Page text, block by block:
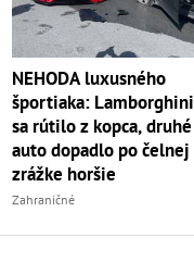
NEHODA luxusného
športiaka: Lamborghini
sa rútilo z kopca, druhé
auto dopadlo po čelnej
zrážke horšie
Zahraničné